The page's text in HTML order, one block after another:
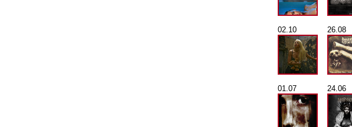
02.10 26.08
01.07 24.06